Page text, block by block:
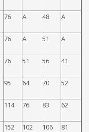
76 A 48 A
76 A 51 A
76 51 56 41
95 64 70 52
114 76 83 62
152 102 106 81